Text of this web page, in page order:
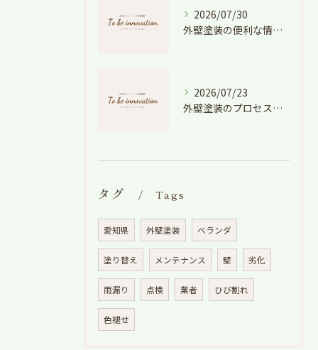
2026/07/30
外壁塗装の便利な情報と失敗しない色や費用判断のコツを徹底解説
2026/07/23
外壁塗装のプロセスを愛知県でスムーズに進めるための工程と費用徹底解説
タグ Tags
愛知県 外壁塗装 ベランダ
塗り替え メンテナンス 壁 劣化
雨漏り 点検 業者 ひび割れ
色褪せ